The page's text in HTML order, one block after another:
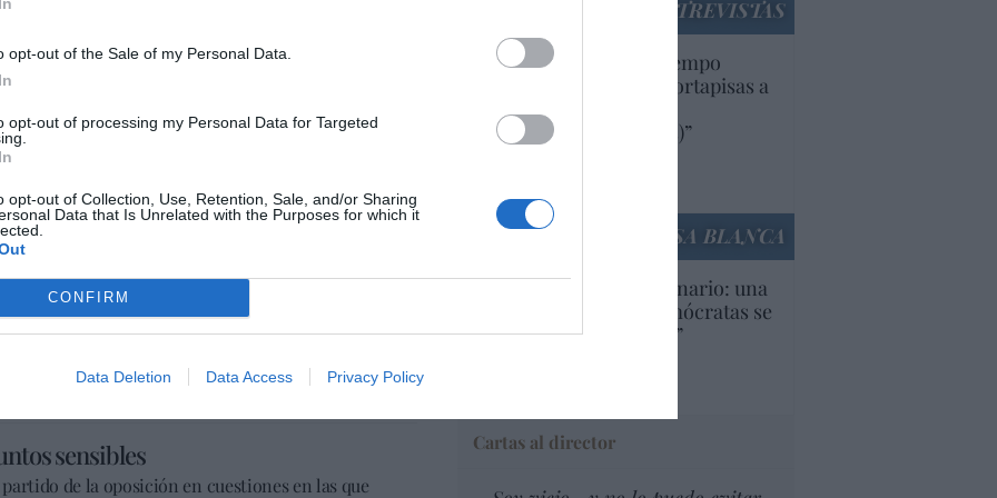
opt-out of the Sale of my Personal Data.
opt-out of processing my Personal Data for Targeted
opt-out of Collection, Use, Retention, Sale, and/or Sharing
Data that Is Unrelated with the Purposes for which it
CONFIRM
Data Deletion Data Access Privacy Policy
del sector este año.
tras sus resultados.
GIP por 7.100 millones.
mientras en EEUU crece un 5%.
Riaño para salvar su mina de uranio.
la Atención Primaria se extienden por
Aragón o Navarra se suman a las
de mejores condiciones laborales y en protesta por
sensibles
de la oposición en cuestiones en las que
ENTREVISTAS
“Europa lleva mucho tiempo
poniendo aranceles y cortapisas a
productos y compañías
americanas (y europeas)”
LA CASA BLANCA
EEUU. Inquietante escenario: una
tercera parte de los demócratas se
define como “socialista”
Cartas al director